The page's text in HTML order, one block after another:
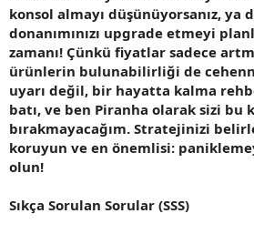
konsol almayı düşünüyorsanız, ya
donanımınızı upgrade etmeyi
zamanı! Çünkü fiyatlar sadece
ürünlerin bulunabilirliği de
uyarı değil, bir hayatta kalma
batı, ve ben Piranha olarak sizi bu
bırakmayacağım. Stratejinizi
koruyun ve en önemlisi:
olun!
Sıkça Sorulan Sorular (SSS)